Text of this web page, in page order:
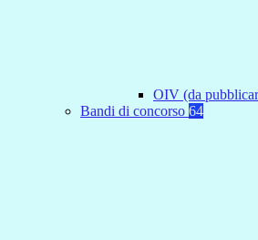
OIV (da
Bandi di concorso 64